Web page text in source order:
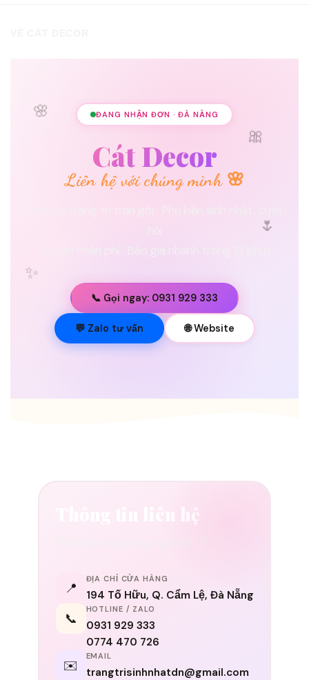
🌸
🎀
✨
🌷
💐
ĐANG NHẬN ĐƠN · ĐÀ NẴNG
Cát Decor
Liên hệ với chúng mình 🌸
📞 Gọi ngay: 0931 929 333
💬 Zalo tư vấn 🌐 Website
Thông tin liên hệ
📍
ĐỊA CHỈ CỬA HÀNG
194 Tố Hữu, Q. Cẩm Lệ, Đà Nẵng
📞
HOTLINE / ZALO
0931 929 333
0774 470 726
✉️
EMAIL
trangtrisinhnhatdn@gmail.com